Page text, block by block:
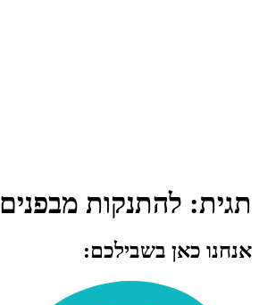
תגית: להתנקות מבפנים
אנחנו כאן בשבילכם: